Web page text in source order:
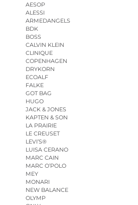
AESOP
ALESSI
ARMEDANGELS
BDK
BOSS
CALVIN KLEIN
CLINIQUE
COPENHAGEN
DRYKORN
ECOALF
FALKE
GOT BAG
HUGO
JACK & JONES
KAPTEN & SON
LA PRAIRIE
LE CREUSET
LEVI’S®
LUISA CERANO
MARC CAIN
MARC O’POLO
MEY
MONARI
NEW BALANCE
OLYMP